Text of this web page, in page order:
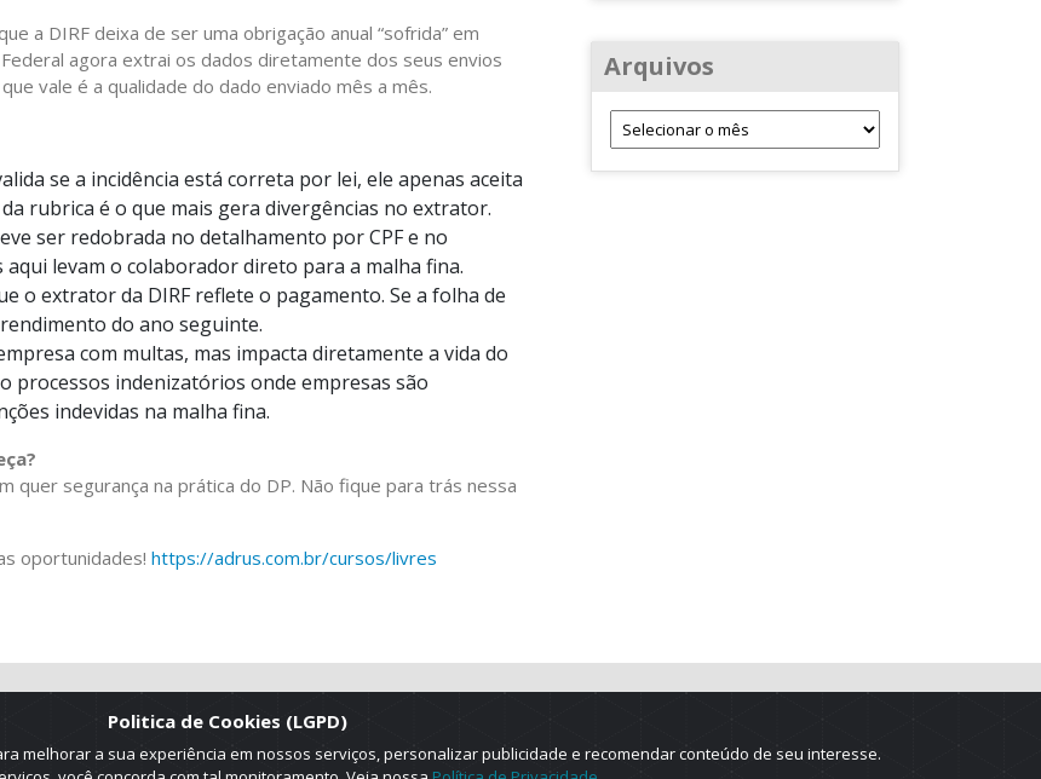
a DIRF deixa de ser uma obrigação anual “sofrida” em
agora extrai os dados diretamente dos seus envios
vale é a qualidade do dado enviado mês a mês.
se a incidência está correta por lei, ele apenas aceita
rubrica é o que mais gera divergências no extrator.
ser redobrada no detalhamento por CPF e no
levam o colaborador direto para a malha fina.
o extrator da DIRF reflete o pagamento. Se a folha de
do ano seguinte.
com multas, mas impacta diretamente a vida do
processos indenizatórios onde empresas são
indevidas na malha fina.
quer segurança na prática do DP. Não fique para trás nessa
oportunidades! https://adrus.com.br/cursos/livres
Arquivos
Politica de Cookies (LGPD)
melhorar a sua experiência em nossos serviços, personalizar publicidade e recomendar conteúdo de seu interesse.